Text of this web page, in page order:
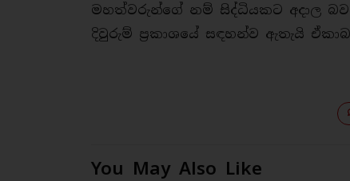
මහත්වරුන්ගේ නම් සිද්ධියකට අදාල
දිවුරුම් ප්‍රකාශයේ සඳහන්ව ඇතැයි
You May Also Like